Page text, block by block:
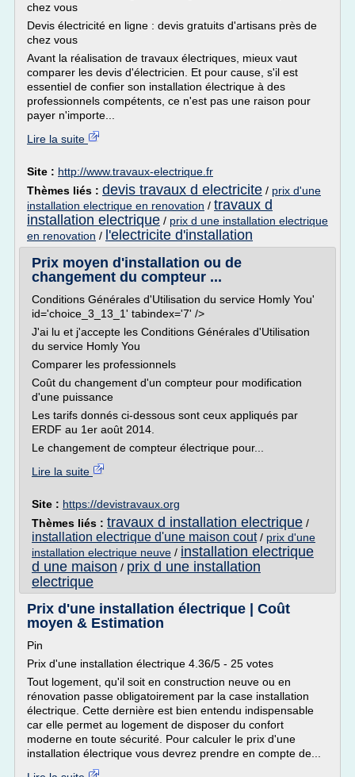
chez vous
Devis électricité en ligne : devis gratuits d'artisans près de
chez vous
Avant la réalisation de travaux électriques, mieux vaut
comparer les devis d'électricien. Et pour cause, s'il est
essentiel de confier son installation électrique à des
professionnels compétents, ce n'est pas une raison pour
payer n'importe...
Lire la suite
Site : http://www.travaux-electrique.fr
Thèmes liés : devis travaux d electricite / prix d'une
installation electrique en renovation / travaux d
installation electrique / prix d une installation electrique
en renovation / l'electricite d'installation
Prix moyen d'installation ou de
changement du compteur ...
Conditions Générales d'Utilisation du service Homly You'
id='choice_3_13_1' tabindex='7' />
J'ai lu et j'accepte les Conditions Générales d'Utilisation
du service Homly You
Comparer les professionnels
Coût du changement d'un compteur pour modification
d'une puissance
Les tarifs donnés ci-dessous sont ceux appliqués par
ERDF au 1er août 2014.
Le changement de compteur électrique pour...
Lire la suite
Site : https://devistravaux.org
Thèmes liés : travaux d installation electrique /
installation electrique d'une maison cout/ prix d'une
installation electrique neuve / installation electrique
d une maison / prix d une installation
electrique
Prix d'une installation électrique | Coût
moyen & Estimation
Pin
Prix d'une installation électrique 4.36/5 - 25 votes
Tout logement, qu'il soit en construction neuve ou en
rénovation passe obligatoirement par la case installation
électrique. Cette dernière est bien entendu indispensable
car elle permet au logement de disposer du confort
moderne en toute sécurité. Pour calculer le prix d'une
installation électrique vous devrez prendre en compte de...